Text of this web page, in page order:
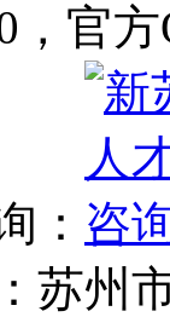
，官
：
苏州